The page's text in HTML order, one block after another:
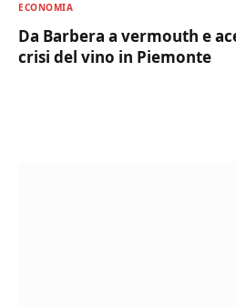
ECONOMIA
Da Barbera a vermouth e
crisi del vino in Piemonte